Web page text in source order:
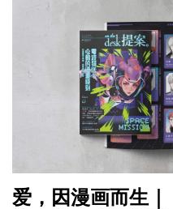
爱，因漫画而生